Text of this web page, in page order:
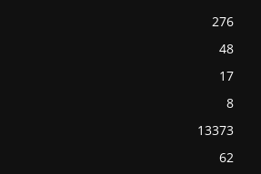
276
48
17
8
13373
62